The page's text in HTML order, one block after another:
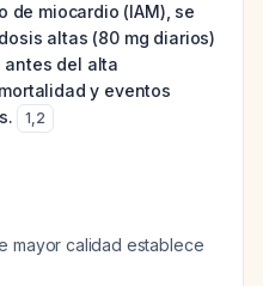
de miocardio (IAM), se
altas (80 mg diarios)
del alta
y eventos
1,2
mayor calidad establece